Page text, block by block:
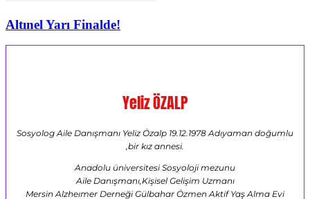
Altınel Yarı Finalde!
Yeliz ÖZALP
Sosyolog Aile Danışmanı Yeliz Özalp 19.12.1978 Adıyaman doğumlu
,bir kız annesi.
Anadolu üniversitesi Sosyoloji mezunu
Aile Danışmanı,Kişisel Gelişim Uzmanı
Mersin Alzheımer Derneği Gülbahar Özmen Aktif Yaş Alma Evi